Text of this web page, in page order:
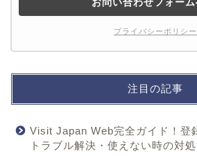
プライバシーポリシー
注目の記事
Visit Japan Web完全ガイド！登
トラブル解決・使えない時の対